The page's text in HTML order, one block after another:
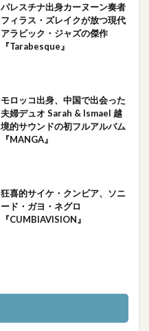
パレスチナ出身カーヌーン奏者
フィラス・ズレイクが放つ現代
アラビック・ジャズの傑作
『Tarabesque』
モロッコ出身、中国で出会った
夫婦デュオ Sarah & Ismael 越
境的サウンドの初フルアルバム
『MANGA』
狂喜的サイケ・クンビア、ソニ
ード・ガヨ・ネグロ
『CUMBIAVISION』